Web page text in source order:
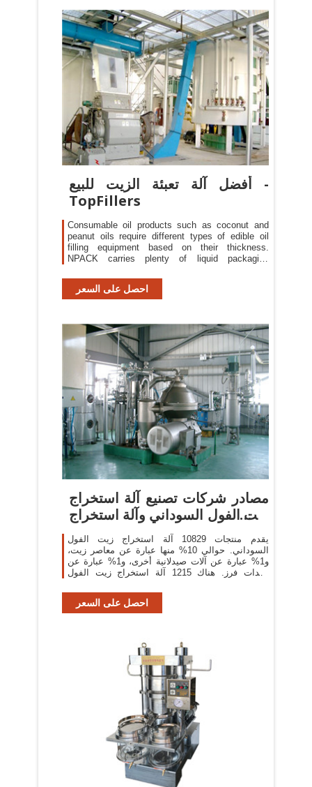
أفضل آلة تعبئة الزيت للبيع -
TopFillers
Consumable oil products such as coconut and
peanut oils require different types of edible oil
filling equipment based on their thickness.
NPACK carries plenty of liquid packaging
many other water-thin to more viscous liquid
products. We offer a variety of filling machines
احصل على السعر
مصادر شركات تصنيع آلة استخراج
زيت الفول السوداني وآلة استخراج
زيت
يقدم منتجات 10829 آلة استخراج زيت الفول
السوداني. حوالي 10% منها عبارة عن معاصر زيت،
و1% عبارة عن آلات صيدلانية أخرى، و1% عبارة عن
معدات فرز. هناك 1215 آلة استخراج زيت الفول
احصل على السعر